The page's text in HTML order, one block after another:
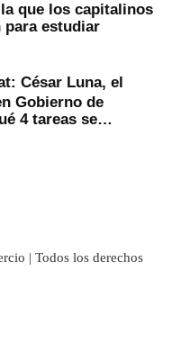
que los capitalinos
para estudiar
César Luna, el
Gobierno de
4 tareas se
| Todos los derechos